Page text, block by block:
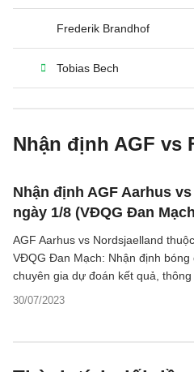
Frederik Brandhof
Tobias Bech
Nhận định AGF vs
Nhận định AGF Aarhus
ngày 1/8 (VĐQG Đan
30/07/2023
AGF Aarhus vs Nordsjaelland
VĐQG Đan Mạch: Nhận định bóng
chuyên gia dự đoán kết quả, thông
phân tích trận đấu.